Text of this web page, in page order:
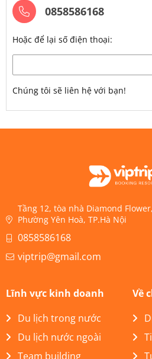
0858586168
Hoặc để lại số điện thoại:
Chúng tôi sẽ liên hệ với bạn!
Tầng 12, tòa nhà Diamond
Phường Yên Hoà, TP.Hà Nội
0858586168
viptrip@gmail.com
Lĩnh vực kinh doanh
Du lịch trong nước
Du lịch nước ngoài
Team building
Về